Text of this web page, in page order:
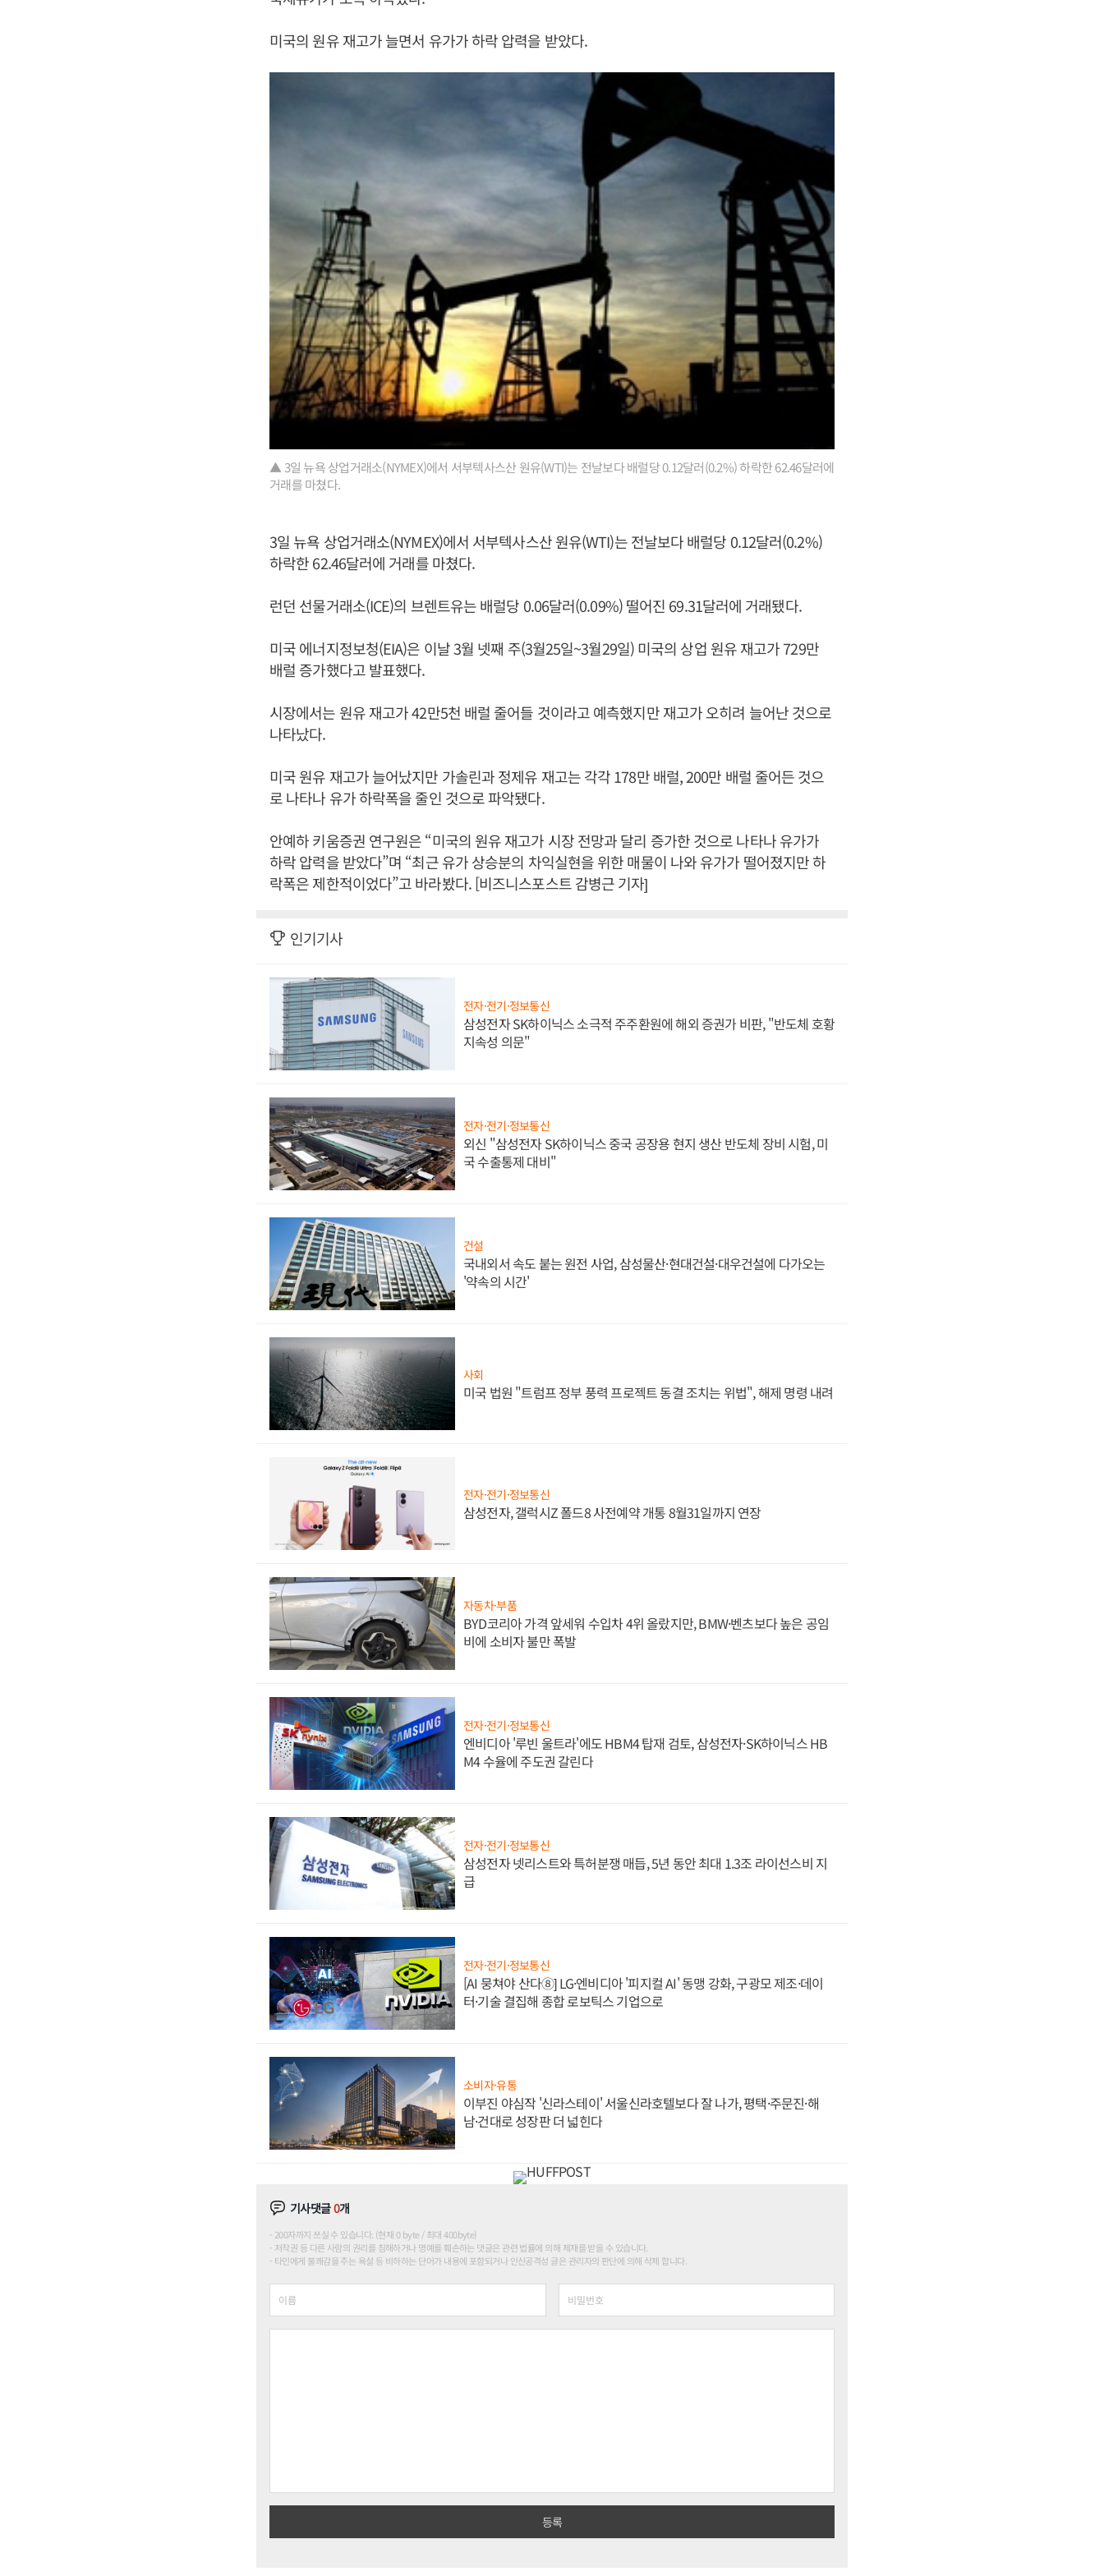
미국의 원유 재고가 늘면서 유가가 하락 압력을 받았다.
▲ 3일 뉴욕 상업거래소(NYMEX)에서 서부텍사스산 원유(WTI)는 전날보다 배럴당 0.12달러(0.2%) 하락한 62.46달러에
거래를 마쳤다.
3일 뉴욕 상업거래소(NYMEX)에서 서부텍사스산 원유(WTI)는 전날보다 배럴당 0.12달러(0.2%)
하락한 62.46달러에 거래를 마쳤다.
런던 선물거래소(ICE)의 브렌트유는 배럴당 0.06달러(0.09%) 떨어진 69.31달러에 거래됐다.
미국 에너지정보청(EIA)은 이날 3월 넷째 주(3월25일~3월29일) 미국의 상업 원유 재고가 729만
배럴 증가했다고 발표했다.
시장에서는 원유 재고가 42만5천 배럴 줄어들 것이라고 예측했지만 재고가 오히려 늘어난 것으로
나타났다.
미국 원유 재고가 늘어났지만 가솔린과 정제유 재고는 각각 178만 배럴, 200만 배럴 줄어든 것으
로 나타나 유가 하락폭을 줄인 것으로 파악됐다.
안예하 키움증권 연구원은 “미국의 원유 재고가 시장 전망과 달리 증가한 것으로 나타나 유가가
하락 압력을 받았다”며 “최근 유가 상승분의 차익실현을 위한 매물이 나와 유가가 떨어졌지만 하
락폭은 제한적이었다”고 바라봤다. [비즈니스포스트 감병근 기자]
인기기사
전자·전기·정보통신
삼성전자 SK하이닉스 소극적 주주환원에 해외 증권가 비판, "반도체 호황
지속성 의문"
전자·전기·정보통신
외신 "삼성전자 SK하이닉스 중국 공장용 현지 생산 반도체 장비 시험, 미
국 수출통제 대비"
건설
국내외서 속도 붙는 원전 사업, 삼성물산·현대건설·대우건설에 다가오는
'약속의 시간'
사회
미국 법원 "트럼프 정부 풍력 프로젝트 동결 조치는 위법", 해제 명령 내려
전자·전기·정보통신
삼성전자, 갤럭시Z 폴드8 사전예약 개통 8월31일까지 연장
자동차·부품
BYD코리아 가격 앞세워 수입차 4위 올랐지만, BMW·벤츠보다 높은 공임
비에 소비자 불만 폭발
전자·전기·정보통신
엔비디아 '루빈 울트라'에도 HBM4 탑재 검토, 삼성전자·SK하이닉스 HB
M4 수율에 주도권 갈린다
전자·전기·정보통신
삼성전자 넷리스트와 특허분쟁 매듭, 5년 동안 최대 1.3조 라이선스비 지
급
전자·전기·정보통신
[AI 뭉쳐야 산다⑧] LG·엔비디아 '피지컬 AI' 동맹 강화, 구광모 제조·데이
터·기술 결집해 종합 로보틱스 기업으로
소비자·유통
이부진 야심작 '신라스테이' 서울신라호텔보다 잘 나가, 평택·주문진·해
남·건대로 성장판 더 넓힌다
기사댓글0개
200자까지 쓰실 수 있습니다. (현재 0 byte / 최대 400byte)
저작권 등 다른 사람의 권리를 침해하거나 명예를 훼손하는 댓글은 관련 법률에 의해 제재를 받을 수 있습니다.
타인에게 불쾌감을 주는 욕설 등 비하하는 단어가 내용에 포함되거나 인신공격성 글은 관리자의 판단에 의해 삭제 합니다.